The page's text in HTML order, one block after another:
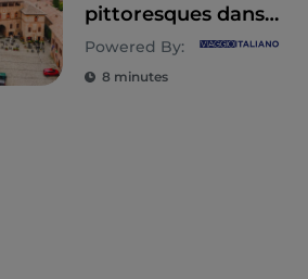
pittoresques dans
le nord de l'Émilie
Powered By:
8 minutes